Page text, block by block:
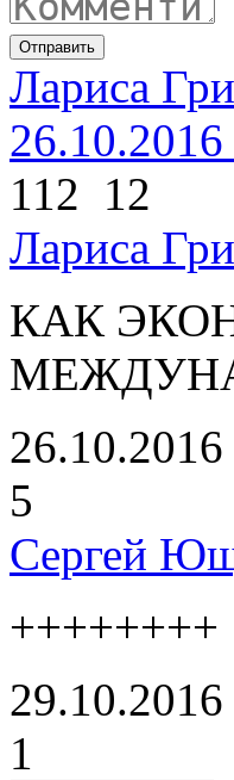
Отправить
Лариса
112 12
Лариса
КАК
5
Сергей
++++++++
1